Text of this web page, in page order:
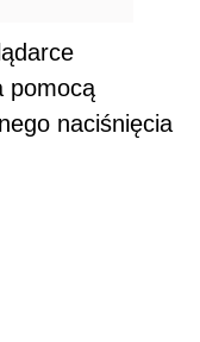
pomocą
naciśnięcia